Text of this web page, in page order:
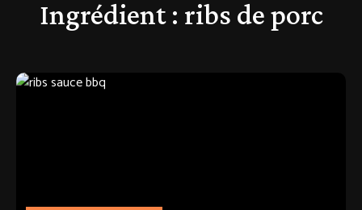
Ingrédient : ribs de porc